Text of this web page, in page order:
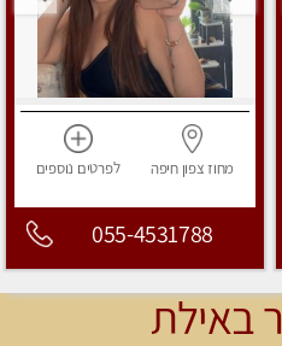
מחוז צפוןחיפה לפרטים נוספים
055-4531788
באילת